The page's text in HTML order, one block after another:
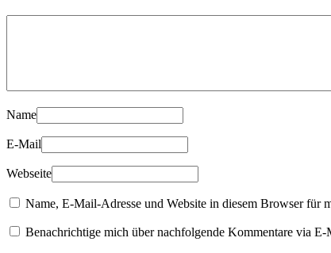
Name
E-Mail
Webseite
Name, E-Mail-Adresse und Website in diesem Browser für
Benachrichtige mich über nachfolgende Kommentare via E-